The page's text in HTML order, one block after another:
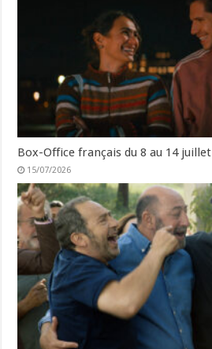
Box-Office français du 8 au 14 juillet
15/07/2026